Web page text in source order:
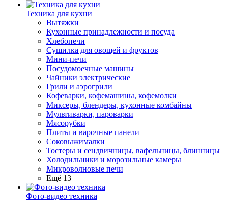
Техника для кухни
Вытяжки
Кухонные принадлежности и посуда
Хлебопечи
Сушилка для овощей и фруктов
Мини-печи
Посудомоечные машины
Чайники электрические
Грили и аэрогрили
Кофеварки, кофемашины, кофемолки
Миксеры, блендеры, кухонные комбайны
Мультиварки, пароварки
Мясорубки
Плиты и варочные панели
Соковыжималки
Тостеры и сендвичницы, вафельницы, блинницы
Холодильники и морозильные камеры
Микроволновые печи
Ещё 13
Фото-видео техника